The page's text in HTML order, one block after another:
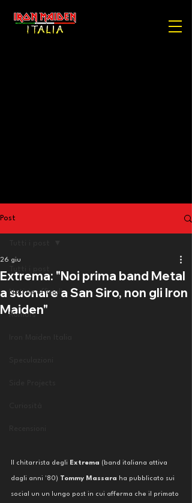
Post
Notizie ufficiali
Rumors
Extrema: "Noi prima band Metal
a suonare a San Siro, non gli Iron
Maiden"
26 giu
Il chitarrista degli Extrema (band italiana attiva
dagli anni '80) Tommy Massara ha pubblicato sui
social un un lungo post in cui afferma che il primato